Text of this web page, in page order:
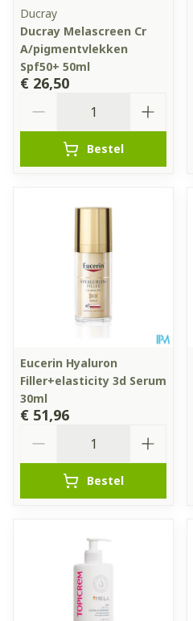
Ducray
Ducray Melascreen Cr
A/pigmentvlekken
Spf50+ 50ml
€ 26,50
Bestel
Eucerin Hyaluron
Filler+elasticity 3d Serum
30ml
€ 51,96
Bestel